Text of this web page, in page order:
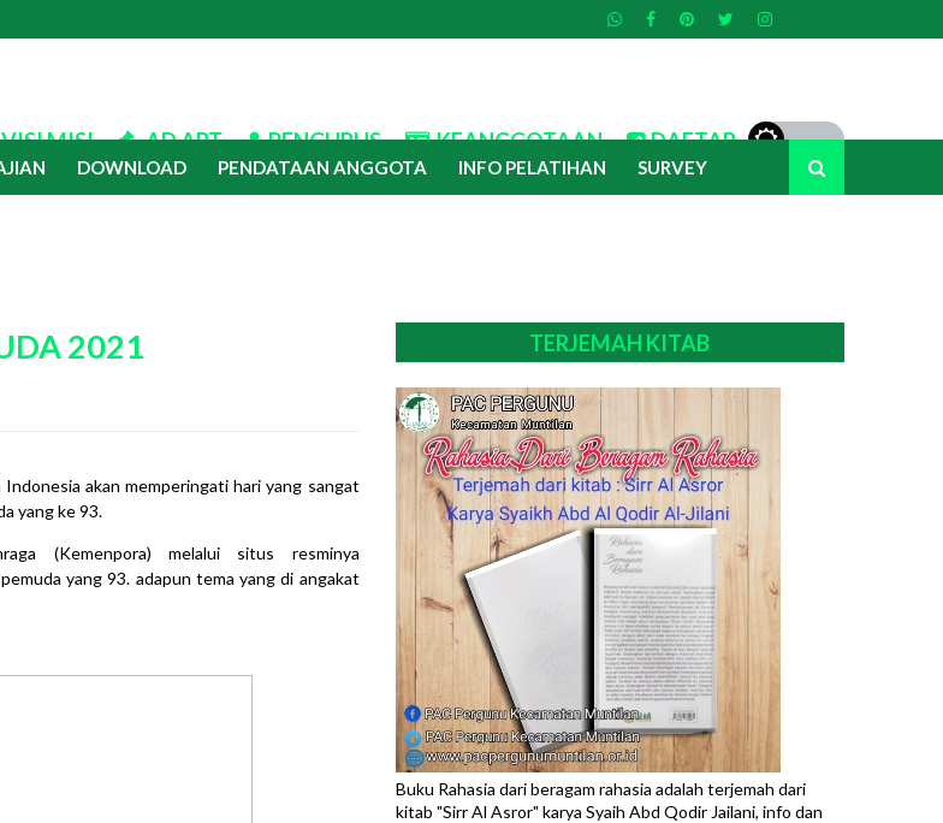
VISI MISI AD ART PENGURUS KEANGGOTAAN DAFTAR
DOWNLOAD PENDATAAN ANGGOTA INFO PELATIHAN SURVEY
2021
akan memperingati hari yang sangat
yang ke 93.
(Kemenpora) melalui situs resminya
yang 93. adapun tema yang di angakat
TERJEMAH KITAB
Buku Rahasia dari beragam rahasia adalah terjemah dari
kitab "Sirr Al Asror" karya Syaih Abd Qodir Jailani, info dan